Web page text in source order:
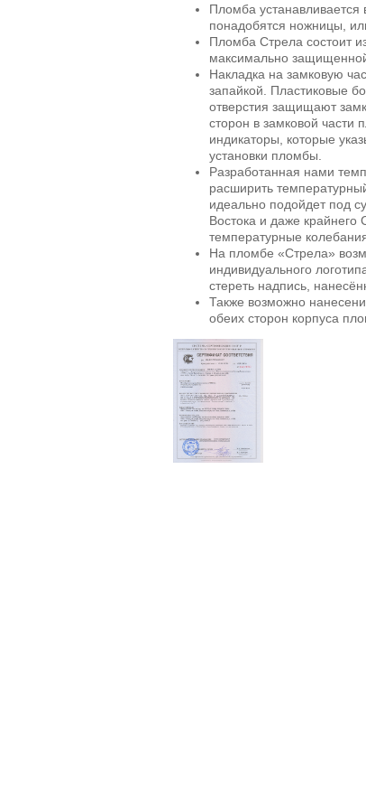
Пломба устанавливается
понадобятся ножницы,
Пломба Стрела состоит
максимально
Накладка на замковую
запайкой. Пластиковые
отверстия защищают
сторон в замковой
индикаторы, которые
установки пломбы.
Разработанная нами
расширить
идеально подойдет под
Востока и даже
температурные
На пломбе «Стрела»
индивидуального
стереть надпись,
Также возможно
обеих сторон корпуса